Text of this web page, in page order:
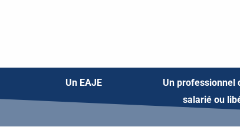
Un EAJE
Un professionnel
salarié ou